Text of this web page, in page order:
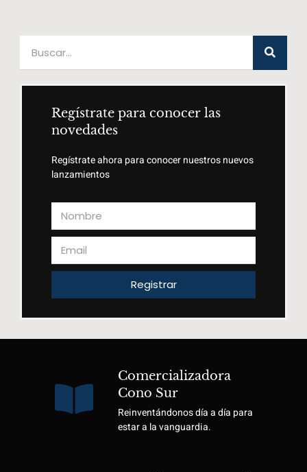
Regístrate para conocer las
novedades
Regístrate ahora para conocer nuestros nuevos
lanzamientos
Registrar
Comercializadora
Cono Sur
Reinventándonos día a día para
estar a la vanguardia.